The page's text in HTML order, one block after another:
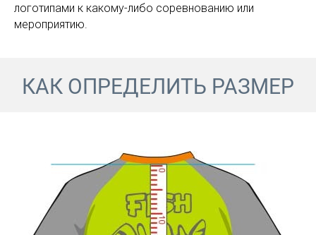
логотипами к какому-либо соревнованию или
мероприятию.
КАК ОПРЕДЕЛИТЬ РАЗМЕР